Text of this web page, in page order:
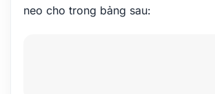
neo cho trong bảng sau: